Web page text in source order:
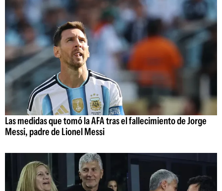
Las medidas que tomó la AFA tras el fallecimiento de Jorge
Messi, padre de Lionel Messi